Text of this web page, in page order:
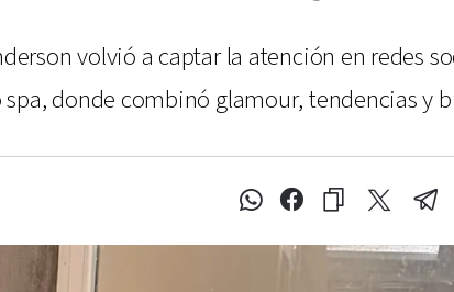
volvió a captar la atención en redes
donde combinó glamour, tendencias y